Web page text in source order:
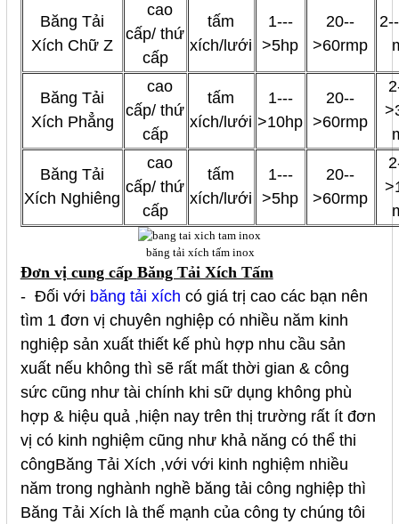
Băng Tải
Xích Chữ Z
cao
cấp/ thứ
cấp
tấm
xích/lưới
1---
>5hp
20--
>60rmp
Băng Tải
Xích Phẳng
cao
cấp/ thứ
cấp
tấm
xích/lưới
1---
>10hp
20--
>60rmp
Băng Tải
Xích Nghiêng
cao
cấp/ thứ
cấp
tấm
xích/lưới
1---
>5hp
20--
>60rmp
băng tải xích tấm inox
Đơn vị cung cấp Băng Tải Xích Tấm
- Đối với băng tải xích có giá trị cao các bạn nên
tìm 1 đơn vị chuyên nghiệp có nhiều năm kinh
nghiệp sản xuất thiết kế phù hợp nhu cầu sản
xuất nếu không thì sẽ rất mất thời gian & công
sức cũng như tài chính khi sữ dụng không phù
hợp & hiệu quả ,hiện nay trên thị trường rất ít đơn
vị có kinh nghiệm cũng như khả năng có thể thi
côngBăng Tải Xích ,với với kinh nghiệm nhiều
năm trong nghành nghề băng tải công nghiệp thì
Băng Tải Xích là thế mạnh của công ty chúng tôi